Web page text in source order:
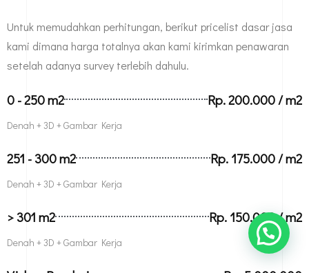
Untuk memudahkan perhitungan, berikut pricelist dasar jasa
kami dimana harga totalnya akan kami kirimkan penawaran
setelah adanya survey terlebih dahulu.
0 - 250 m2 Rp. 200.000 / m2
Denah + 3D + Gambar Kerja
251 - 300 m2 Rp. 175.000 / m2
Denah + 3D + Gambar Kerja
> 301 m2 Rp. 150.000 / m2
Denah + 3D + Gambar Kerja